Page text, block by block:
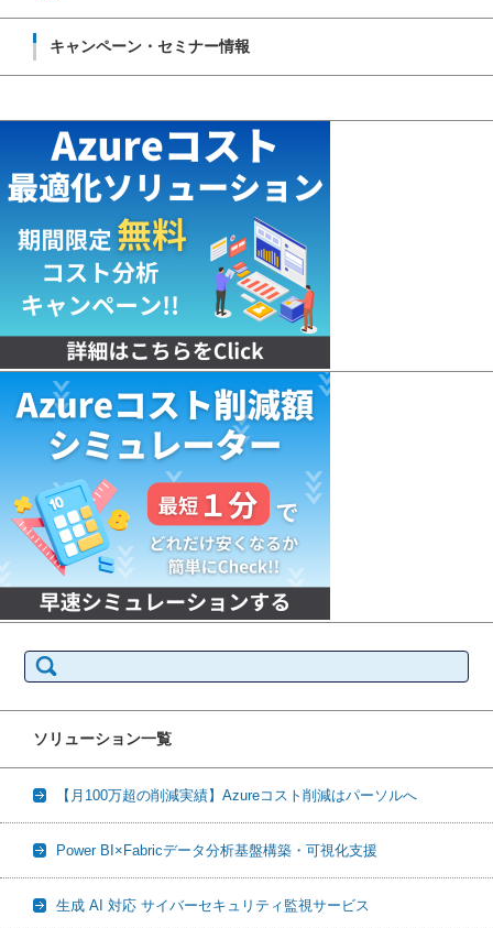
キャンペーン・セミナー情報
索:
ソリューション一覧
【月100万超の削減実績】Azureコスト削減はパーソルへ
Power BI×Fabricデータ分析基盤構築・可視化支援
生成 AI 対応 サイバーセキュリティ監視サービス